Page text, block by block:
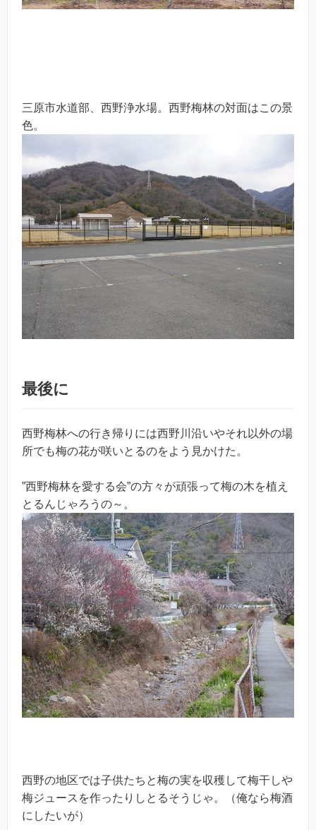
三原市水道部、西野浄水場。西野梅林の対面はこの景
色。
最後に
西野梅林への行き帰りには西野川沿いやそれ以外の場
所でも梅の花が咲いとるのをよう見かけた。
”西野梅林を愛する会”の方々が頑張って梅の木を植え
とるんじゃろうの～。
西野の地区では子供たちと梅の実を収穫して梅干しや
梅ジュースを作ったりしとるそうじゃ。（俺なら梅酒
にしたいが）